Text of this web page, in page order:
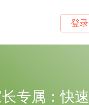
登录
专属：快速